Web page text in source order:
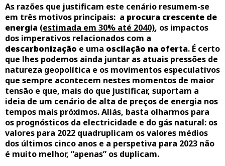
As razões que justificam este cenário resumem-se
em três motivos principais: a procura crescente de
energia (estimada em 30% até 2040), os impactos
dos imperativos relacionados com a
descarbonização e uma oscilação na oferta. É certo
que lhes podemos ainda juntar as atuais pressões de
natureza geopolítica e os movimentos especulativos
que sempre acontecem nestes momentos de maior
tensão e que, mais do que justificar, suportam a
ideia de um cenário de alta de preços de energia nos
tempos mais próximos. Aliás, basta olharmos para
os prognósticos da electricidade e do gás natural: os
valores para 2022 quadruplicam os valores médios
dos últimos cinco anos e a perspetiva para 2023 não
é muito melhor, “apenas” os duplicam.